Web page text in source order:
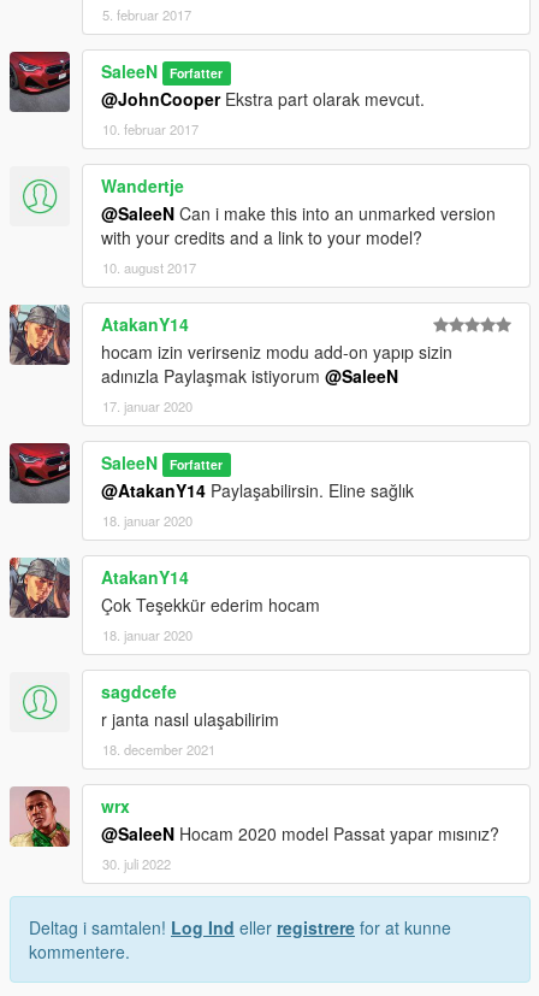
5. februar 2017
SaleeN Forfatter
@JohnCooperEkstra part olarak mevcut.
10. februar 2017
Wandertje
@SaleeN Can i make this into an unmarked version
with your credits and a link to your model?
10. august 2017
AtakanY14
hocam izin verirseniz modu add-on yapıp sizin
adınızla Paylaşmak istiyorum @SaleeN
17. januar 2020
SaleeN Forfatter
@AtakanY14 Paylaşabilirsin. Eline sağlık
18. januar 2020
AtakanY14
Çok Teşekkür ederim hocam
18. januar 2020
sagdcefe
r janta nasıl ulaşabilirim
18. december 2021
wrx
@SaleeN Hocam 2020 model Passat yapar mısınız?
30. juli 2022
Deltag i samtalen! Log Ind eller registrere for at kunne
kommentere.